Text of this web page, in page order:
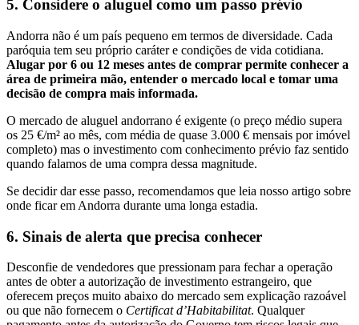
5. Considere o aluguel como um passo prévio
Andorra não é um país pequeno em termos de diversidade. Cada
paróquia tem seu próprio caráter e condições de vida cotidiana.
Alugar por 6 ou 12 meses antes de comprar permite conhecer a
área de primeira mão, entender o mercado local e tomar uma
decisão de compra mais informada.
O mercado de aluguel andorrano é exigente (o preço médio supera
os 25 €/m² ao mês, com média de quase 3.000 € mensais por imóvel
completo) mas o investimento com conhecimento prévio faz sentido
quando falamos de uma compra dessa magnitude.
Se decidir dar esse passo, recomendamos que leia nosso artigo sobre
onde ficar em Andorra durante uma longa estadia.
6. Sinais de alerta que precisa conhecer
Desconfie de vendedores que pressionam para fechar a operação
antes de obter a autorização de investimento estrangeiro, que
oferecem preços muito abaixo do mercado sem explicação razoável
ou que não fornecem o Certificat d’Habitabilitat. Qualquer